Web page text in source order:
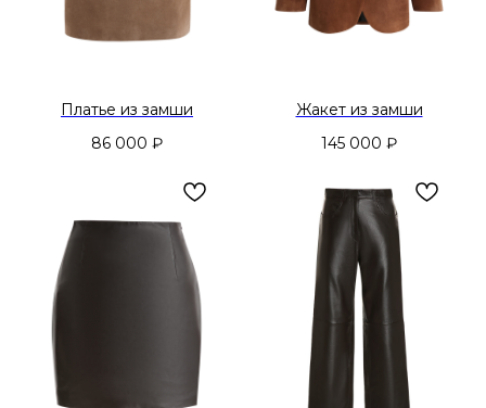
Платье из замши
86 000 ₽
Жакет из замши
145 000 ₽